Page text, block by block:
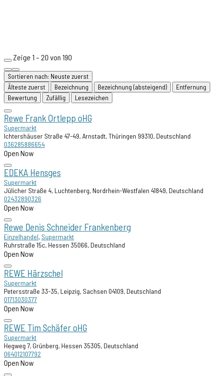
Zeige 1 – 20 von 190
Sortieren nach: Neuste zuerst
Älteste zuerst
Bezeichnung Bezeichnung (absteigend)
Entfernung
Bewertung
Zufällig Lesezeichen
Rewe Frank Ortlepp oHG
Supermarkt
Ichtershäuser Straße 47-49, Arnstadt, Thüringen 99310, Deutschland
036285886654
Open Now
EDEKA Hensges
Supermarkt
Jülicher Straße 4, Luchtenberg, Nordrhein-Westfalen 41849, Deutschland
02432890326
Open Now
Rewe Denis Schneider Frankenberg
Einzelhandel, Supermarkt
Ruhrstraße 15c, Hessen 35066, Deutschland
Open Now
REWE Härzschel
Supermarkt
Petersstraße 33-35, Leipzig, Sachsen 04109, Deutschland
01713030377
Open Now
REWE Tim Schäfer oHG
Supermarkt
Hegweg 7, Grünberg, Hessen 35305, Deutschland
064012107792
Open Now